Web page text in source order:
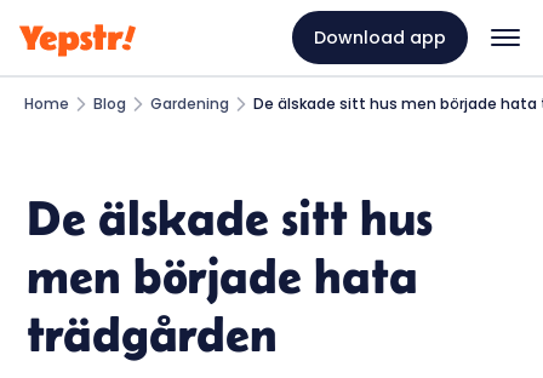
Download app
Home Blog Gardening De älskade sitt hus men började hata
De älskade sitt hus
men började hata
trädgården